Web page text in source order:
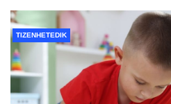
TIZENHETEDIK